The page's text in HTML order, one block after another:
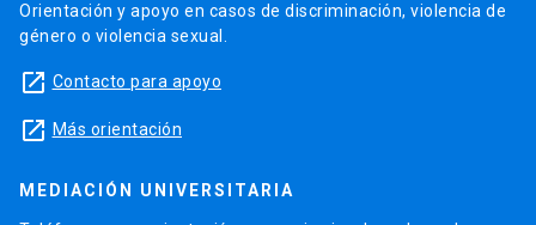
Orientación y apoyo en casos de discriminación, violencia de
género o violencia sexual.
launch Contacto para apoyo
launch Más orientación
MEDIACIÓN UNIVERSITARIA